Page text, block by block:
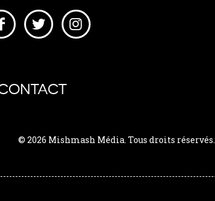
© 2026 Mishmash Média. Tous droits réservés.